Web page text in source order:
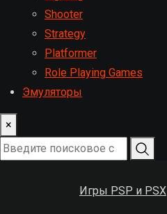
Shooter
Strategy
Platformer
Role Playing Games
Эмуляторы
×
Игры PSP и PSX